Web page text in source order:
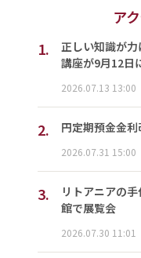
ア
1.
正しい知識が
講座が9月12日
2026.07.13 13:00
2. 円定期預金金
2026.07.31 15:00
3.
リトアニアの
館で展覧会
2026.07.30 11:01